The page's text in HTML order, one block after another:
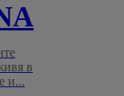
в
и...